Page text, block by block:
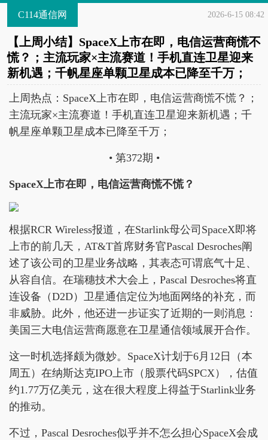
C114通信网 2026-6-15 08:42
【上周小结】SpaceX上市在即，电信运营商慌不
慌？；主流玩家×主流赛道！手机直连卫星迎来
新机遇；千帆星座单颗卫星成本已降至千万；
上周热点：SpaceX上市在即，电信运营商慌不慌？；
主流玩家×主流赛道！手机直连卫星迎来新机遇；千
帆星座单颗卫星成本已降至千万；
• 第372期 •
SpaceX上市在即，电信运营商慌不慌？
根据RCR Wireless报道，在Starlink母公司SpaceX即将
上市的前几天，AT&T首席财务官Pascal Desroches阐
述了该公司的卫星业务战略，其表态可谓底气十足、
从容自信。在瑞穗技术大会上，Pascal Desroches将直
连设备（D2D）卫星通信定位为地面网络的补充，而
非威胁。此外，他还进一步证实了近期的一则消息：
美国三大电信运营商愿意在卫星通信领域展开合作。
这一时机选择颇为微妙。SpaceX计划于6月12日（本
周五）在纳斯达克IPO上市（股票代码SPCX），估值
约1.77万亿美元，这在很大程度上得益于Starlink业务
的推动。
不过，Pascal Desroches似乎并不怎么担心SpaceX会成